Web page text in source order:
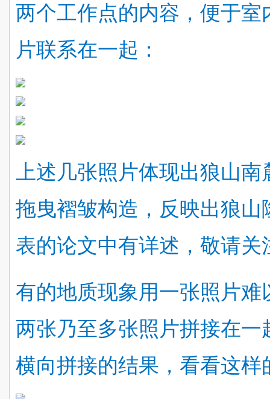
两个工作点的内容，便于
片联系在一起：
上述几张照片体现出狼山
拖曳褶皱构造，反映出狼
表的论文中有详述，敬请关
有的地质现象用一张照片
两张乃至多张照片拼接在
横向拼接的结果，看看这样